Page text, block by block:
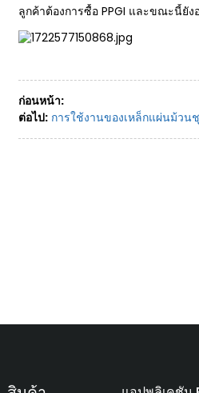
ลูกค้าต้องการซื้อ PPGI และขณะนี้ยัง
ก่อนหน้า:
ต่อไป: การใช้งานของเหล็กแผ่นม้วน